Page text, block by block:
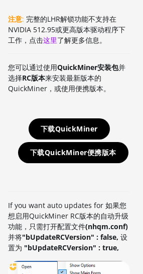
注意: 完整的LHR解锁功能不支持在
NVIDIA 512.95或更高版本驱动程序下
工作，点击这里了解更多信息。
您可以通过使用QuickMiner安装包并
选择RC版本来安装最新版本的
QuickMiner，或使用便携版本。
下载QuickMiner
下载QuickMiner便携版本
If you want auto updates for 如果您
想启用QuickMiner RC版本的自动升级
功能，只需打开配置文件(nhqm.conf)
并将"bUpdateRCVersion" : false, 设
置为 "bUpdateRCVersion" : true,